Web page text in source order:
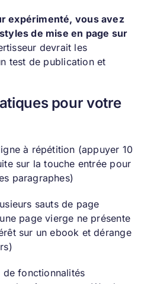
expérimenté, vous avez
de mise en page sur
devrait les
test de publication et
pour votre
à répétition (appuyer 10
sur la touche entrée pour
paragraphes)
sauts de page
page vierge ne présente
sur un ebook et dérange
de fonctionnalités